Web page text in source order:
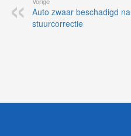
Vorige
Auto zwaar beschadigd na
stuurcorrectie